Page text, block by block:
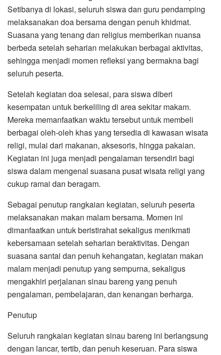
Setibanya di lokasi, seluruh siswa dan guru pendamping
melaksanakan doa bersama dengan penuh khidmat.
Suasana yang tenang dan religius memberikan nuansa
berbeda setelah seharian melakukan berbagai aktivitas,
sehingga menjadi momen refleksi yang bermakna bagi
seluruh peserta.
Setelah kegiatan doa selesai, para siswa diberi
kesempatan untuk berkeliling di area sekitar makam.
Mereka memanfaatkan waktu tersebut untuk membeli
berbagai oleh-oleh khas yang tersedia di kawasan wisata
religi, mulai dari makanan, aksesoris, hingga pakaian.
Kegiatan ini juga menjadi pengalaman tersendiri bagi
siswa dalam mengenal suasana pusat wisata religi yang
cukup ramai dan beragam.
Sebagai penutup rangkaian kegiatan, seluruh peserta
melaksanakan makan malam bersama. Momen ini
dimanfaatkan untuk beristirahat sekaligus menikmati
kebersamaan setelah seharian beraktivitas. Dengan
suasana santai dan penuh kehangatan, kegiatan makan
malam menjadi penutup yang sempurna, sekaligus
mengakhiri perjalanan sinau bareng yang penuh
pengalaman, pembelajaran, dan kenangan berharga.
Penutup
Seluruh rangkaian kegiatan sinau bareng ini berlangsung
dengan lancar, tertib, dan penuh keseruan. Para siswa